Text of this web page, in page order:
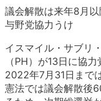
議会解散は来年8月以
与野党協力うけ
イスマイル・サブリ
（PH）が13日に協
2022年7月31日まで
憲法では議会解散後